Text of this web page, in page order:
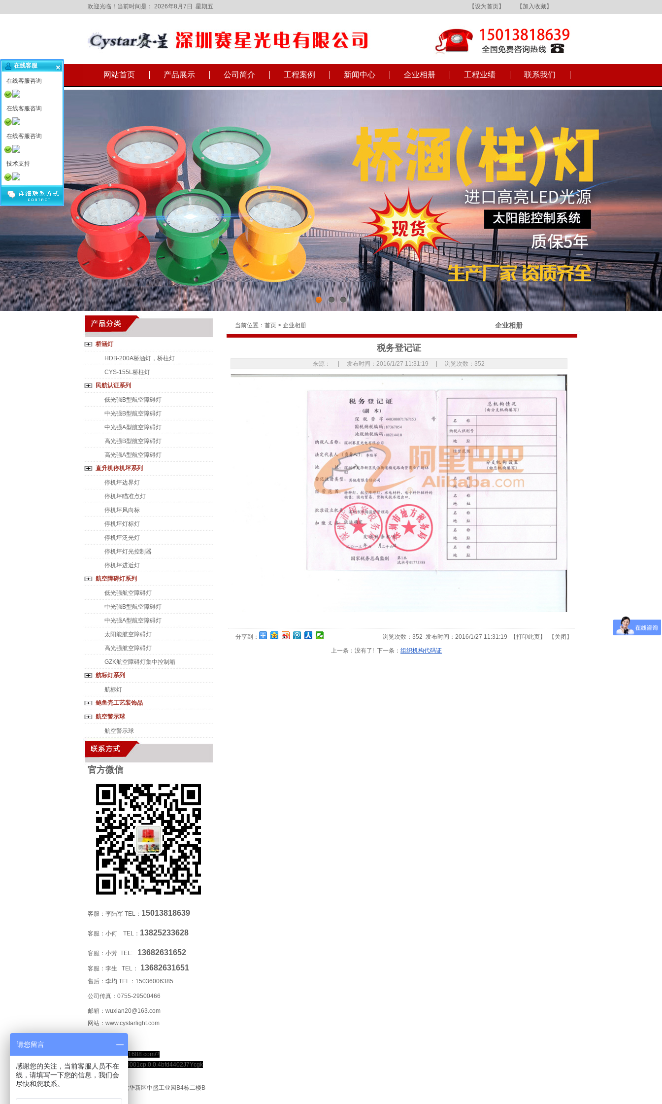
欢迎光临！当前时间是： 2026年8月7日 星期五 【设为首页】 【加入收藏】
网站首页 产品展示 公司简介 工程案例 新闻中心 企业相册 工程业绩 联系我们
1 2 3
桥涵灯
HDB-200A桥涵灯，桥柱灯
CYS-155L桥柱灯
民航认证系列
低光强B型航空障碍灯
中光强B型航空障碍灯
中光强A型航空障碍灯
高光强B型航空障碍灯
高光强A型航空障碍灯
直升机停机坪系列
停机坪边界灯
停机坪瞄准点灯
停机坪风向标
停机坪灯标灯
停机坪泛光灯
停机坪灯光控制器
停机坪进近灯
航空障碍灯系列
低光强航空障碍灯
中光强B型航空障碍灯
中光强A型航空障碍灯
太阳能航空障碍灯
高光强航空障碍灯
GZK航空障碍灯集中控制箱
航标灯系列
航标灯
鲍鱼壳工艺装饰品
航空警示球
航空警示球
官方微信
客服：李陆军 TEL： 15013818639
客服：小何 TEL： 13825233628
客服：小芳 TEL: 13682631652
客服：李生 TEL： 13682631651
售后：李均 TEL： 15036006385
公司传真：0755-29500466
邮箱：wuxian20@163.com
网站：www.cystarlight.com
https://alicystar.1688.com/?
spm=a262hi.b0001cp.0.0.4bfd4402J7Ycgk
地址：深圳市龙华新区中盛工业园B4栋二楼B
当前位置： 首页> 企业相册 企业相册
税务登记证
来源： | 发布时间：2016/1/27 11:31:19 | 浏览次数： 352
分享到： 浏览次数： 352 发布时间：2016/1/27 11:31:19 【打印此页】 【关闭】
上一条：没有了! 下一条： 组织机构代码证
在线客服
在线客服咨询
在线客服咨询
在线客服咨询
技术支持
请您留言
感谢您的关注，当前客服人员不在
线，请填写一下您的信息，我们会
尽快和您联系。